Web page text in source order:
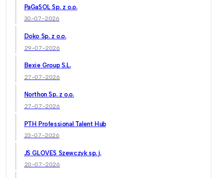
PaGaSOL Sp. z o.o.
30-07-2026
Doko Sp. z o.o.
29-07-2026
Bexie Group S.L.
27-07-2026
Northon Sp. z o.o.
27-07-2026
PTH Professional Talent Hub
23-07-2026
JS GLOVES Szewczyk sp. j.
20-07-2026